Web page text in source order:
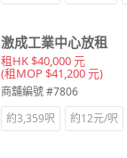
激成工業中心放租
租HK $40,000 元
(租MOP $41,200 元)
商舖編號 #7806
約3,359呎
約12元/呎